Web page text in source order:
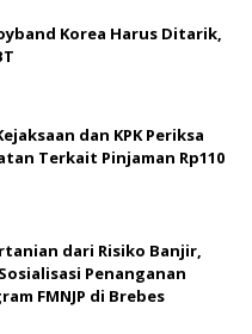
Korea Harus Ditarik,
dan KPK Periksa
Terkait Pinjaman Rp110
dari Risiko Banjir,
Penanganan
FMNJP di Brebes